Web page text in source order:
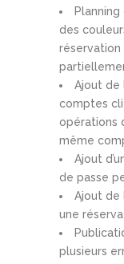
des
Ajout de
comptes
opérations
même
Ajout
de passe
Ajout de
une
plusieurs